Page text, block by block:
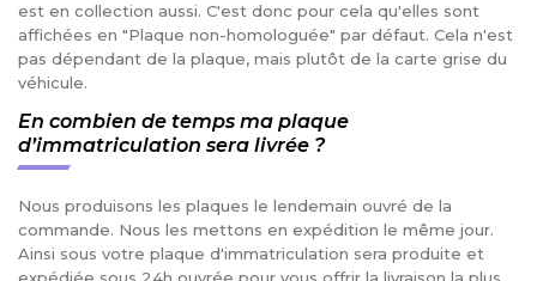
est en collection aussi. C'est donc pour cela qu'elles sont
affichées en "Plaque non-homologuée" par défaut. Cela n'est
pas dépendant de la plaque, mais plutôt de la carte grise du
véhicule.
En combien de temps ma plaque
d’immatriculation sera livrée ?
Nous produisons les plaques le lendemain ouvré de la
commande. Nous les mettons en expédition le même jour.
Ainsi sous votre plaque d'immatriculation sera produite et